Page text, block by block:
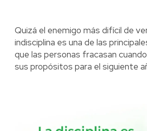
Quizá el enemigo más difícil de
indisciplina es una de las
que las personas fracasan
sus propósitos para el siguiente